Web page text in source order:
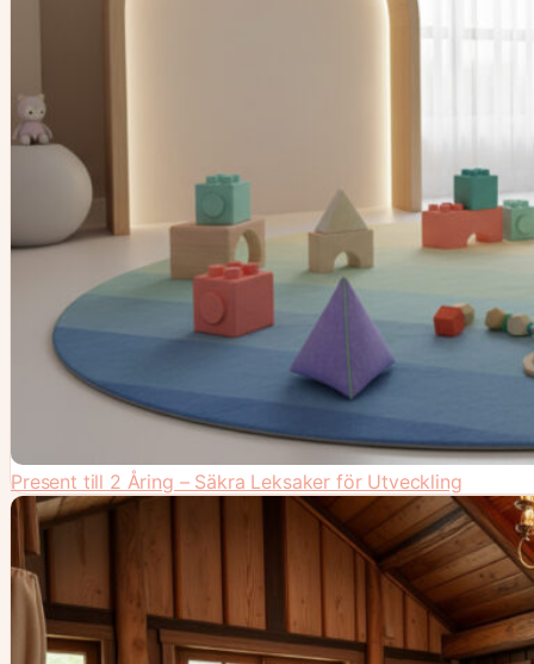
Present till 2 Åring – Säkra Leksaker för Utveckling